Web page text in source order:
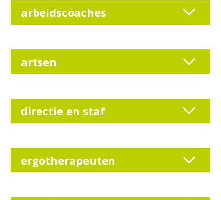
arbeidscoaches
artsen
directie en staf
ergotherapeuten